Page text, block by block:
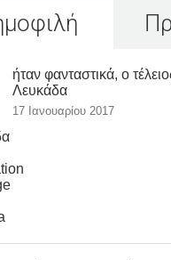
ήταν φανταστικά, ο
Λευκάδα
17 Ιανουαρίου 2017